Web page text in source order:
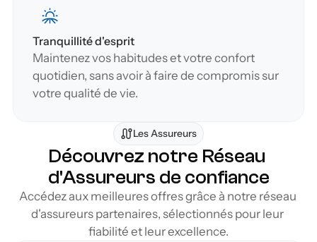
Tranquillité d'esprit
Maintenez vos habitudes et votre confort
quotidien, sans avoir à faire de compromis sur
votre qualité de vie.
Les Assureurs
Découvrez notre Réseau
d'Assureurs de confiance
Accédez aux meilleures offres grâce à notre réseau
d'assureurs partenaires, sélectionnés pour leur
fiabilité et leur excellence.